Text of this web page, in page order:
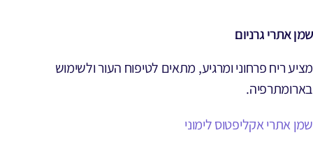
שמן אתרי גרניום
מציע ריח פרחוני ומרגיע, מתאים לטיפוח העור ולשימוש
בארומתרפיה.
שמן אתרי אקליפטוס לימוני